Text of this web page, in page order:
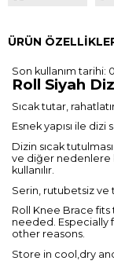
ÜRÜN
Son kullanım tarihi:
Roll Siyah
Sıcak tutar,
Esnek yapısı ile dizi
Dizin sıcak
ve diğer nedenlere
kullanılır.
Serin, rutubetsiz ve
Roll Knee Brace
needed. Especially
other reasons.
Store in cool,dry